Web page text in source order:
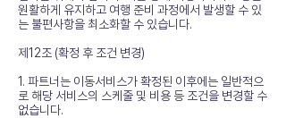
원활하게 유지하고 여행 준비 과정에서 발생할 수 있
는 불편사항을 최소화할 수 있습니다.
제12조 (확정 후 조건 변경)
1. 파트너는 이동서비스가 확정된 이후에는 일반적으
로 해당 서비스의 스케줄 및 비용 등 조건을 변경할 수
없습니다.